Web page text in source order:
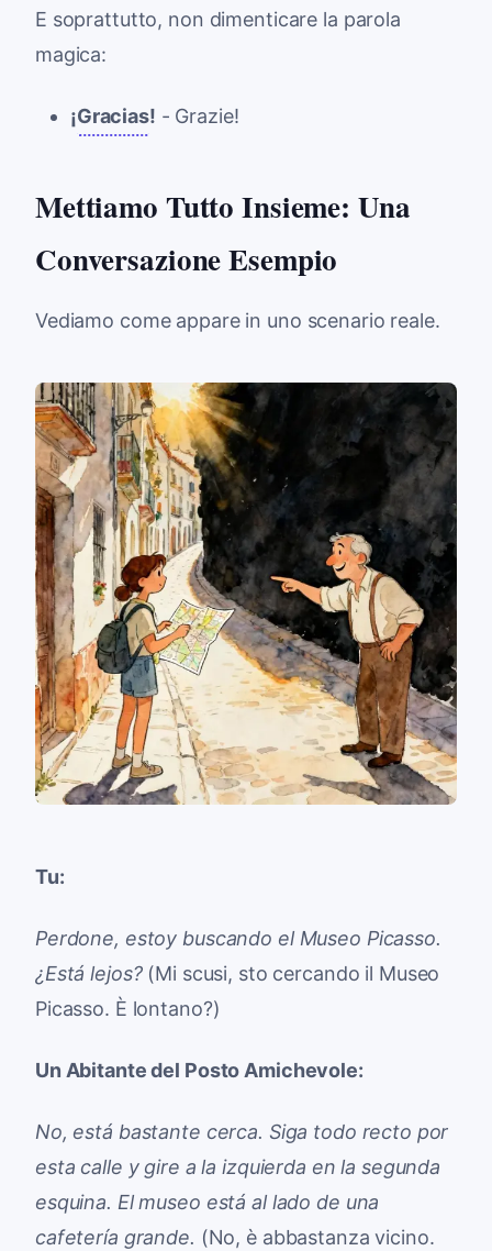
E soprattutto, non dimenticare la parola
magica:
¡Gracias! - Grazie!
Mettiamo Tutto Insieme: Una
Conversazione Esempio
Vediamo come appare in uno scenario reale.
Tu:
Perdone, estoy buscando el Museo Picasso.
¿Está lejos?(Mi scusi, sto cercando il Museo
Picasso. È lontano?)
Un Abitante del Posto Amichevole:
No, está bastante cerca. Siga todo recto por
esta calle y gire a la izquierda en la segunda
esquina. El museo está al lado de una
cafetería grande. (No, è abbastanza vicino.